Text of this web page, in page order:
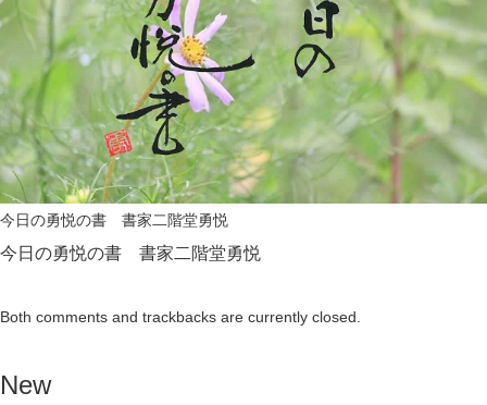
今日の勇悦の書 書家二階堂勇悦
今日の勇悦の書 書家二階堂勇悦
Both comments and trackbacks are currently closed.
New